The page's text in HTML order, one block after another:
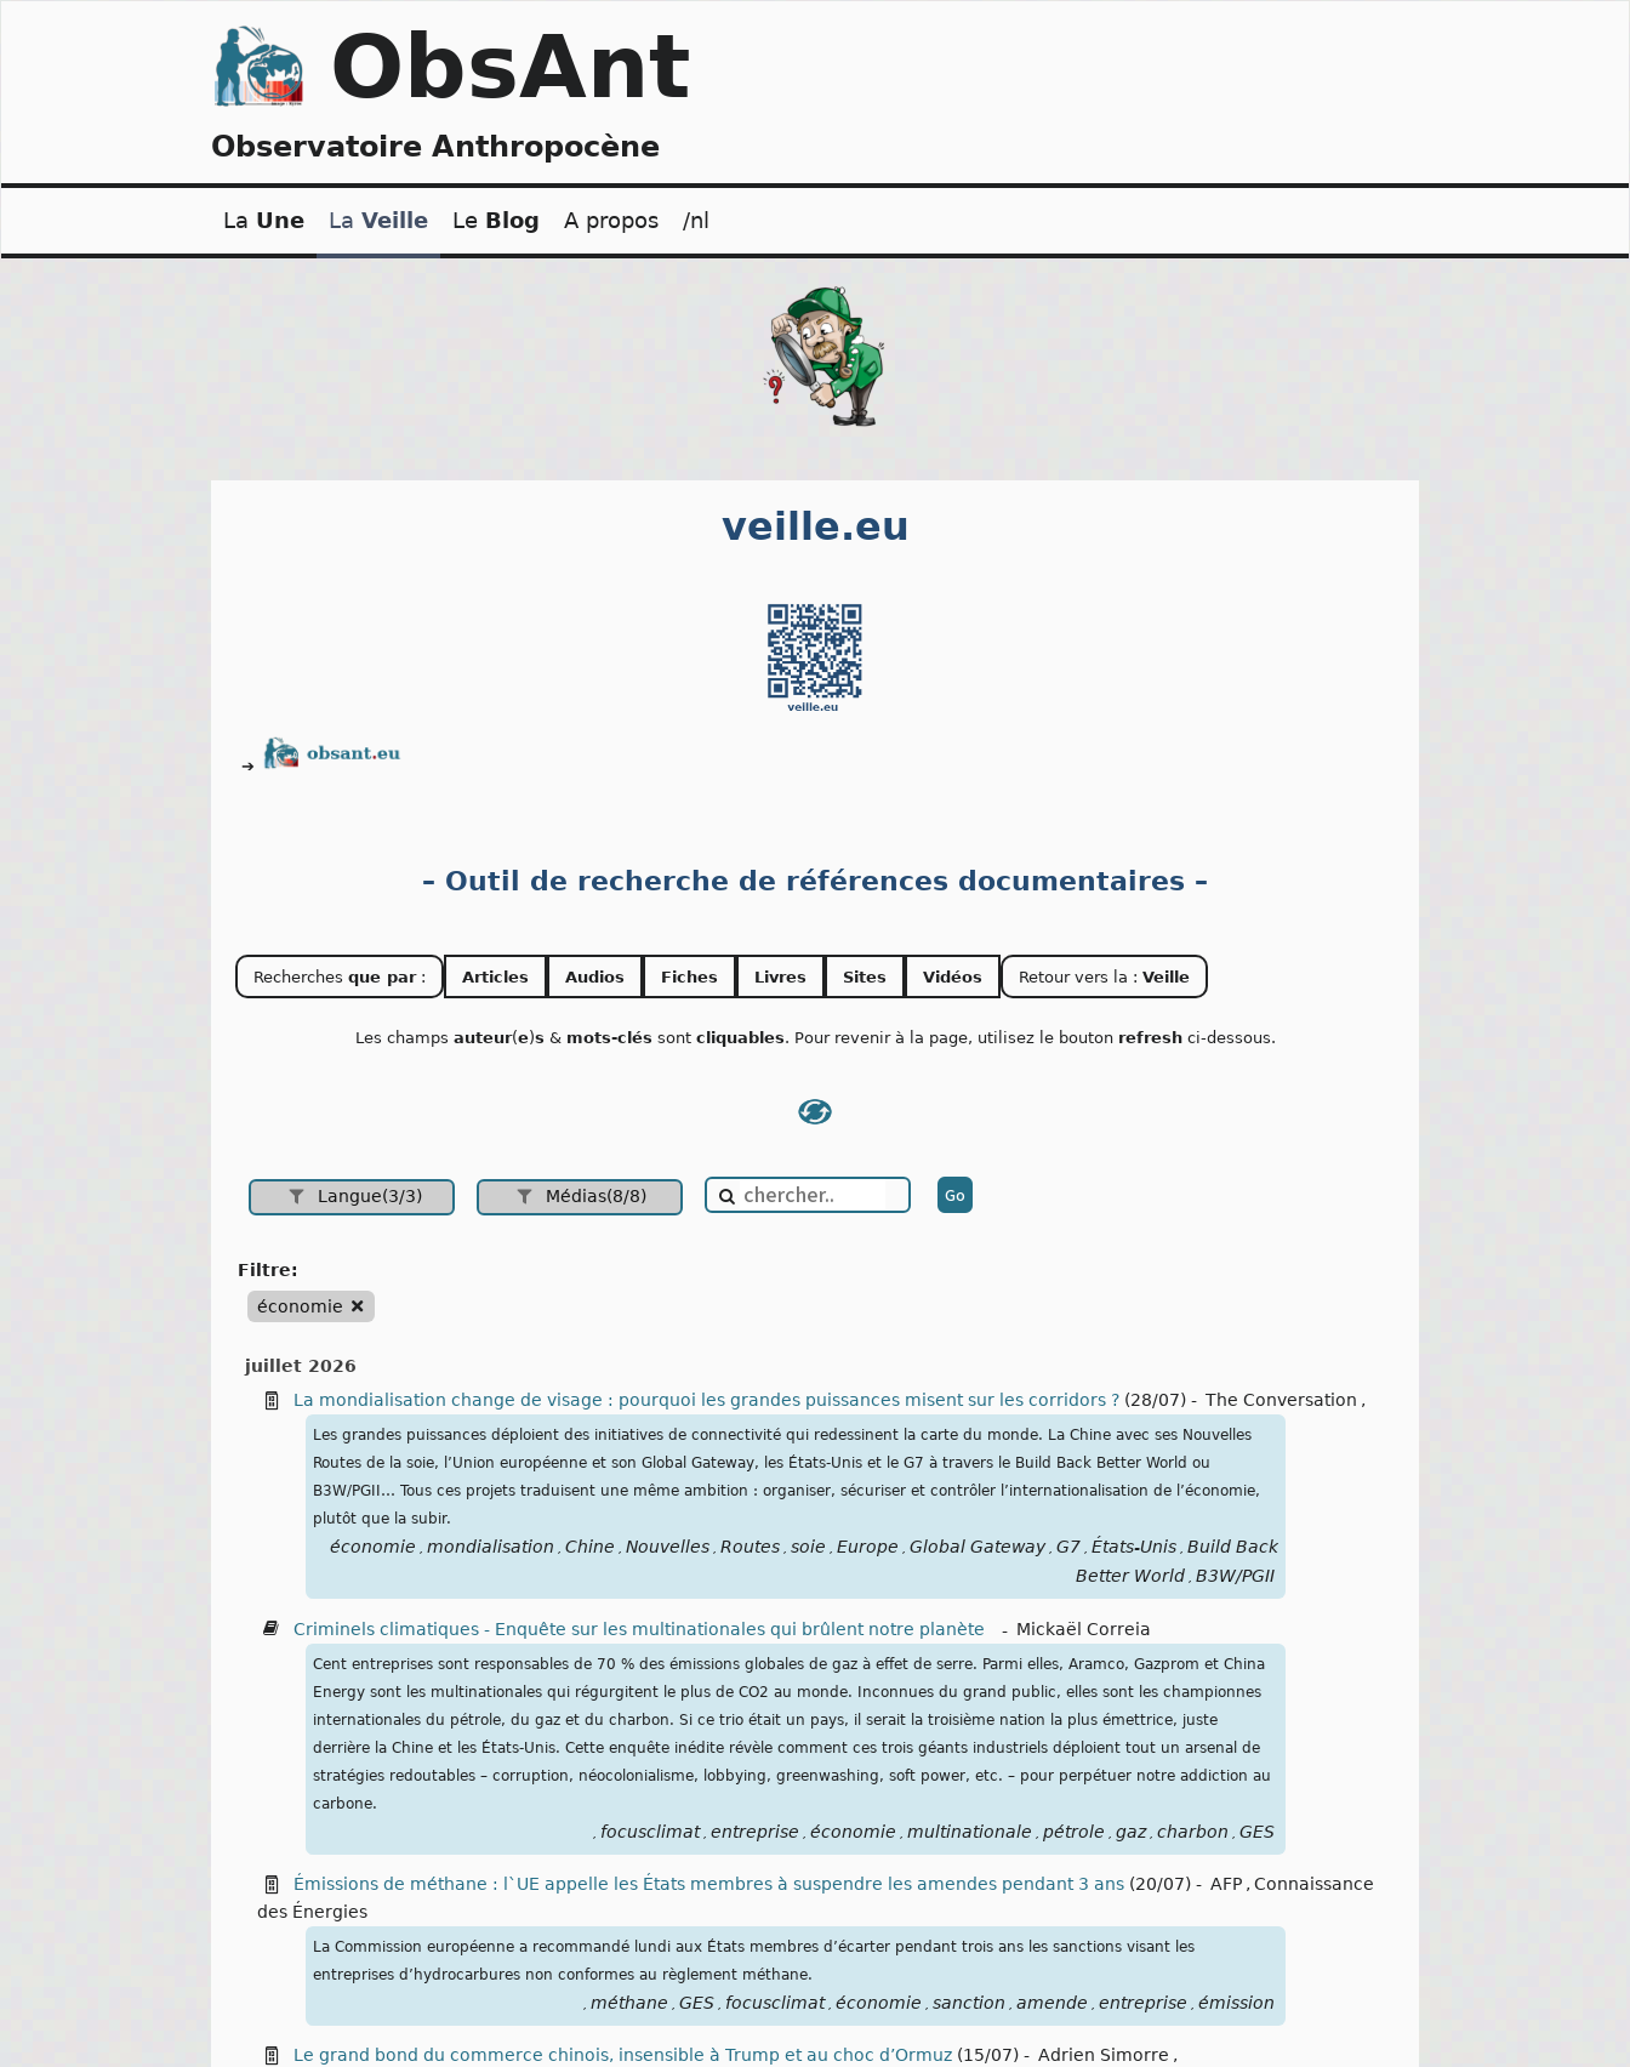
ObsAnt
Observatoire Anthropocène
La Une La Veille Le Blog A propos /nl
veille.eu
➔
– Outil de recherche de références documentaires –
Recherches que par: Articles Audios Fiches Livres Sites Vidéos Retour vers la : Veille
Les champs auteur(e)s & mots-clés sont cliquables. Pour revenir à la page, utilisez le bouton refreshci-dessous.
Langue(3/3) Médias(8/8)
filtre:
économie
juillet 2026
La mondialisation change de visage : pourquoi les grandes puissances misent sur les corridors ? (28/07) - The Conversation ,
Les grandes puissances déploient des initiatives de connectivité qui redessinent la carte du monde. La Chine avec ses Nouvelles
Routes de la soie, l’Union européenne et son Global Gateway, les États-Unis et le G7 à travers le Build Back Better World ou
B3W/PGII… Tous ces projets traduisent une même ambition : organiser, sécuriser et contrôler l’internationalisation de l’économie,
plutôt que la subir.
économie mondialisation Chine Nouvelles Routes soie Europe Global Gateway G7 États-Unis Build Back
Better World B3W/PGII
Criminels climatiques - Enquête sur les multinationales qui brûlent notre planète - Mickaël Correia
Cent entreprises sont responsables de 70 % des émissions globales de gaz à effet de serre. Parmi elles, Aramco, Gazprom et China
Energy sont les multinationales qui régurgitent le plus de CO2 au monde. Inconnues du grand public, elles sont les championnes
internationales du pétrole, du gaz et du charbon. Si ce trio était un pays, il serait la troisième nation la plus émettrice, juste
derrière la Chine et les États-Unis. Cette enquête inédite révèle comment ces trois géants industriels déploient tout un arsenal de
stratégies redoutables – corruption, néocolonialisme, lobbying, greenwashing, soft power, etc. – pour perpétuer notre addiction au
carbone.
, focusclimat , entreprise , économie , multinationale , pétrole , gaz , charbon , GES
Émissions de méthane : l`UE appelle les États membres à suspendre les amendes pendant 3 ans (20/07) - AFP , Connaissance
des Énergies
La Commission européenne a recommandé lundi aux États membres d’écarter pendant trois ans les sanctions visant les
entreprises d’hydrocarbures non conformes au règlement méthane.
, méthane , GES , focusclimat , économie , sanction , amende , entreprise , émission
Le grand bond du commerce chinois, insensible à Trump et au choc d’Ormuz (15/07) - Adrien Simorre ,